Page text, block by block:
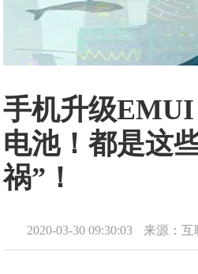
手机升级
电池！都是这
祸”！
2020-03-30 09:30:03 来源：互